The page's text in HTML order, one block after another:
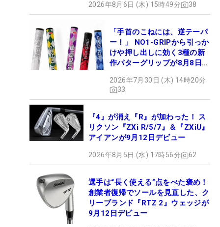
2026年8月6日 (木) 15時49分 38
「手首のこねには、逆テーパ
ー！」 NO1-GRIPから引っか
けや押し出しに効く3種の新
作パターグリップが8月8日デ
2026年7月30日 (木) 14時20分
33
『4』が消え『R』が加わった！ ス
リクソン『ZXi R/5/7』＆『ZXiU』
アイアンが9月12日デビュー
2026年8月5日 (水) 17時56分 62
選手は“長く使える”点をべた褒め！
創業者復帰でソールを見直した、ク
リーブランド『RTZ 2』ウェッジが
9月12日デビュー